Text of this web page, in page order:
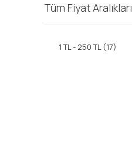
Tüm Fiyat Aralıkları
1 TL - 250 TL (17)